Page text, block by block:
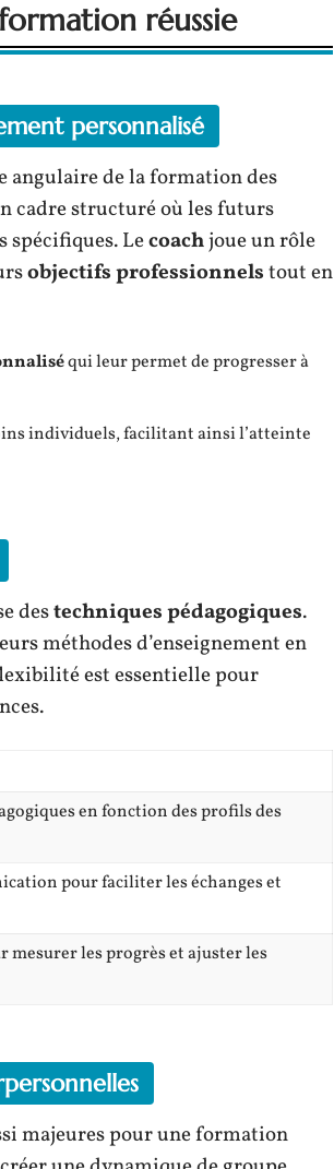
réussie
personnalisé
angulaire de la formation des
cadre structuré où les futurs
spécifiques. Lecoachjoue un rôle
objectifs professionnelstout en
qui leur permet de progresser à
individuels, facilitant ainsi l’atteinte
destechniques pédagogiques.
méthodes d’enseignement en
est essentielle pour
en fonction des profils des
pour faciliter les échanges et
mesurer les progrès et ajuster les
majeures pour une formation